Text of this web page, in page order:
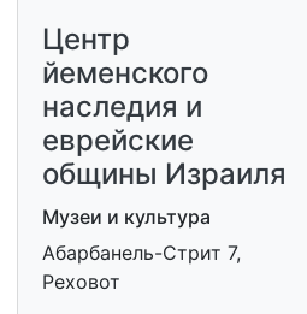
Центр
йеменского
наследия и
еврейские
общины Израиля
Музеи и культура
Абарбанель-Стрит 7,
Реховот